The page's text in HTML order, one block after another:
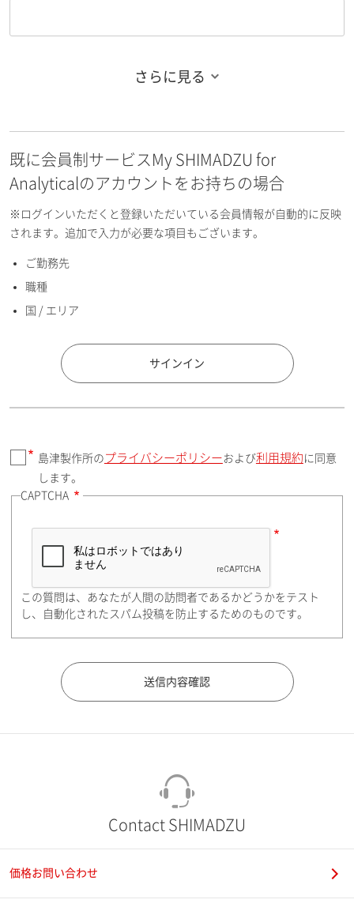
お名前フリガナ（名）
E-mailアドレス（半角英数）
国 / エリア
郵便番号（勤務先）
住所検索
都道府県（勤務先）
さらに見る
既に会員制サービスMy SHIMADZU for
Analyticalのアカウントをお持ちの場合
※ログインいただくと登録いただいている会員情報が自動的に反映
されます。追加で入力が必要な項目もございます。
ご勤務先
職種
国 / エリア
サインイン
島津製作所の プライバシーポリシーおよび利用規約 に同意
します。
CAPTCHA
この質問は、あなたが人間の訪問者であるかどうかをテスト
し、自動化されたスパム投稿を防止するためのものです。
Contact SHIMADZU
価格お問い合わせ